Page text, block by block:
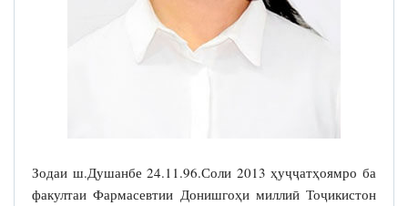
Зодаи ш.Душанбе 24.11.96.Соли 2013 ҳуҷҷатҳоямро ба
факултаи Фармасевтии Донишгоҳи миллиӣ Тоҷикистон